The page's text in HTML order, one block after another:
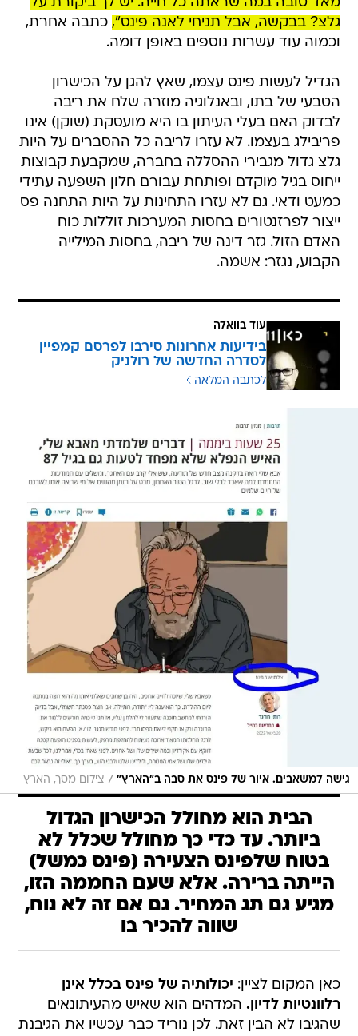
גלצ? בבקשה, אבל תניחי לאנה פינס", כתבה אחרת,
וכמוה עוד עשרות נוספים באופן דומה.
הגדיל לעשות פינס עצמו, שאץ להגן על הכישרון
הטבעי של בתו, ובאנלוגיה מוזרה שלח את ריבה
לבדוק האם בעלי העיתון בו היא מועסקת (שוקן) אינו
פריבילג בעצמו. לא עזרו לריבה כל ההסברים על היות
גלצ גדול מגבירי ההסללה בחברה, שמקבעת קבוצות
ייחוס בגיל מוקדם ופותחת עבורם חלון השפעה עתידי
כמעט ודאי. גם לא עזרו התחינות על היות התחנה פס
ייצור לפרזנטורים בחסות המערכות זוללות כוח
האדם הזול. גזר דינה של ריבה, בחסות המילייה
הקבוע, נגזר: אשמה.
עוד בוואלה
בידיעות אחרונות סירבו לפרסם קמפיין
לסדרה החדשה של רולניק
לכתבה המלאה
גישה למשאבים. איור של פינס את סבה ב"הארץ" / צילום מסך, הארץ
הבית הוא מחולל הכישרון הגדול
ביותר. עד כדי כך מחולל שכלל לא
בטוח שלפינס הצעירה (פינס כמשל)
הייתה ברירה. אלא שעם החממה הזו,
מגיע גם תג המחיר. גם אם זה לא נוח,
שווה להכיר בו
כאן המקום לציין: יכולותיה של פינס בכלל אינן
רלוונטיות לדיון. המדהים הוא שאיש מהעיתונאים
שהגיבו לא הבין זאת. לכן נוריד כבר עכשיו את הגיבנת